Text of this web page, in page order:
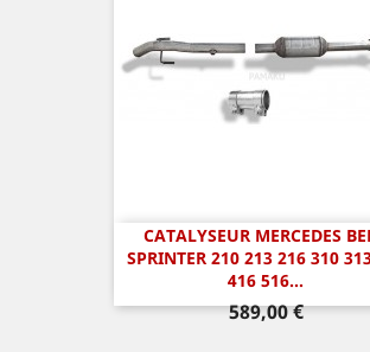
CATALYSEUR MERCEDES
SPRINTER 210 213 216 310
416 516...
Prix
589,00 €